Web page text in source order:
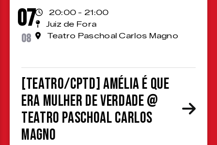
07
08
20:00 - 21:00
Juiz de Fora
Teatro Paschoal Carlos Magno
[TEATRO/CPTD] Amélia é que
era mulher de verdade @
Teatro Paschoal Carlos
Magno